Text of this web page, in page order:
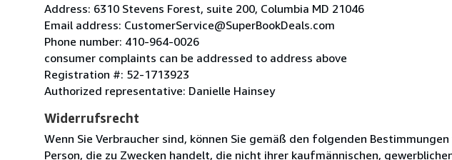
Address: 6310 Stevens Forest, suite 200, Columbia MD 21046
Email address: CustomerService@SuperBookDeals.com
Phone number: 410-964-0026
consumer complaints can be addressed to address above
Registration #: 52-1713923
Authorized representative: Danielle Hainsey
Widerrufsrecht
Wenn Sie Verbraucher sind, können Sie gemäß den folgenden
Person, die zu Zwecken handelt, die nicht ihrer kaufmännischen,